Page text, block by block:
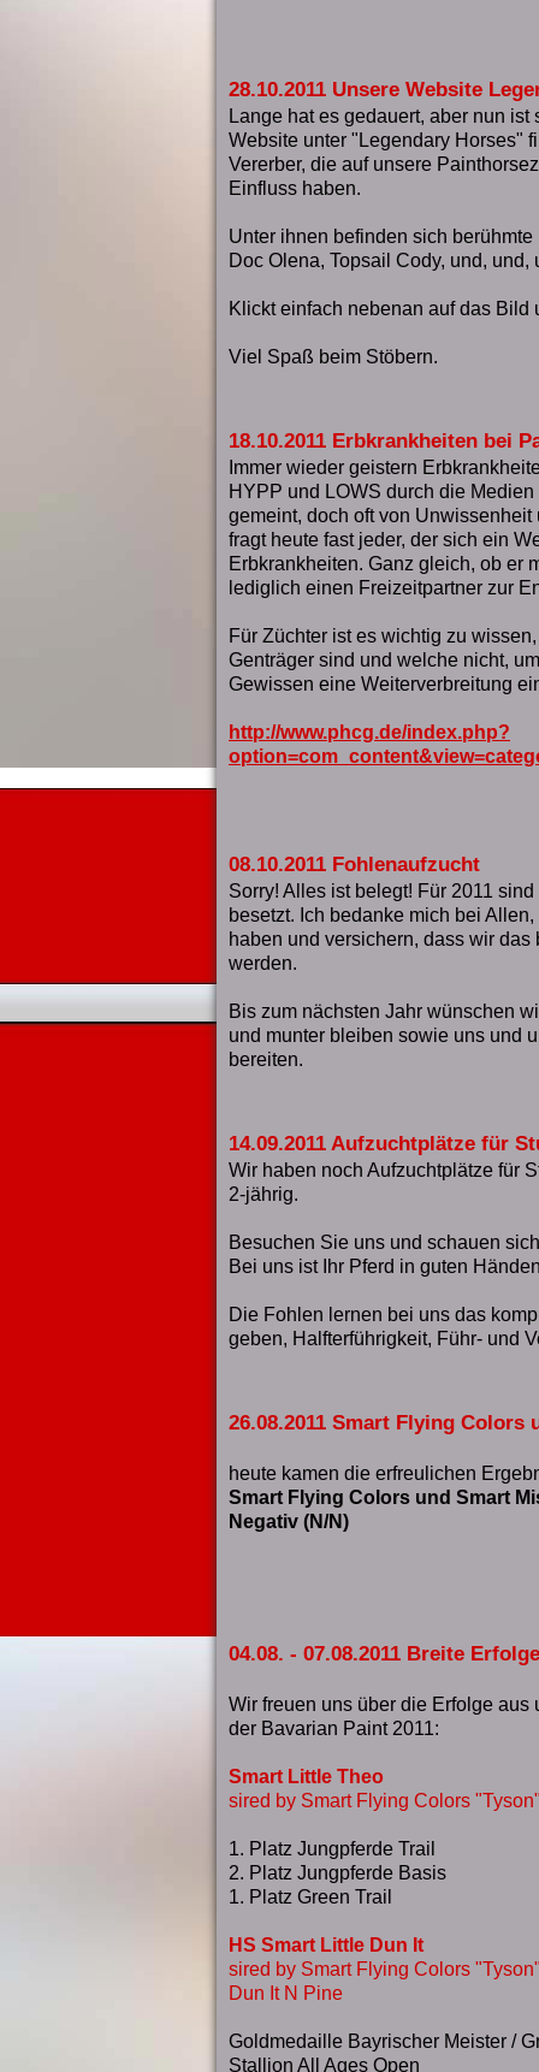
28.10.2011 Unsere Website
Lange hat es gedauert, aber nun ist
Website unter "Legendary Horses"
Vererber, die auf unsere
Einfluss haben.
Unter ihnen befinden sich
Doc Olena, Topsail Cody, und, und,
Klickt einfach nebenan auf das Bild
Viel Spaß beim Stöbern.
18.10.2011 Erbkrankheiten bei
Immer wieder geistern
HYPP und LOWS durch die
gemeint, doch oft von
fragt heute fast jeder, der sich ein
Erbkrankheiten. Ganz gleich, ob er
lediglich einen Freizeitpartner zur
Für Züchter ist es wichtig zu
Genträger sind und welche nicht,
Gewissen eine Weiterverbreitung
http://www.phcg.de/index.php?
08.10.2011 Fohlenaufzucht
Sorry! Alles ist belegt! Für 2011
besetzt. Ich bedanke mich bei
haben und versichern, dass wir das
werden.
Bis zum nächsten Jahr wünschen
und munter bleiben sowie uns und
bereiten.
14.09.2011 Aufzuchtplätze für
Wir haben noch Aufzuchtplätze für
2-jährig.
Besuchen Sie uns und schauen
Bei uns ist Ihr Pferd in guten
Die Fohlen lernen bei uns das
geben, Halfterführigkeit, Führ- und
26.08.2011 Smart Flying Colors
heute kamen die erfreulichen
Smart Flying Colors und Smart
Negativ (N/N)
04.08. - 07.08.2011 Breite
Wir freuen uns über die Erfolge aus
der Bavarian Paint 2011:
Smart Little Theo
sired by Smart Flying Colors
1. Platz Jungpferde Trail
2. Platz Jungpferde Basis
1. Platz Green Trail
HS Smart Little Dun It
sired by Smart Flying Colors
Dun It N Pine
Goldmedaille Bayrischer Meister /
Stallion All Ages Open